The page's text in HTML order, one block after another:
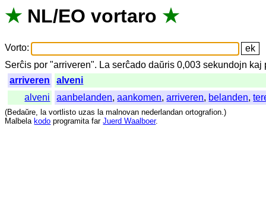
★ NL/EO vortaro ★
Vorto:
Serĉis por "arriveren". La serĉado daŭris 0,003sekundojn kaj
arriveren
alveni
alveni
aanbelanden,aankomen,arriveren, belanden,
(Bedaŭre, la vortlisto uzas la malnovan nederlandan ortografion.)
Malbela kodo programita far Juerd Waalboer.